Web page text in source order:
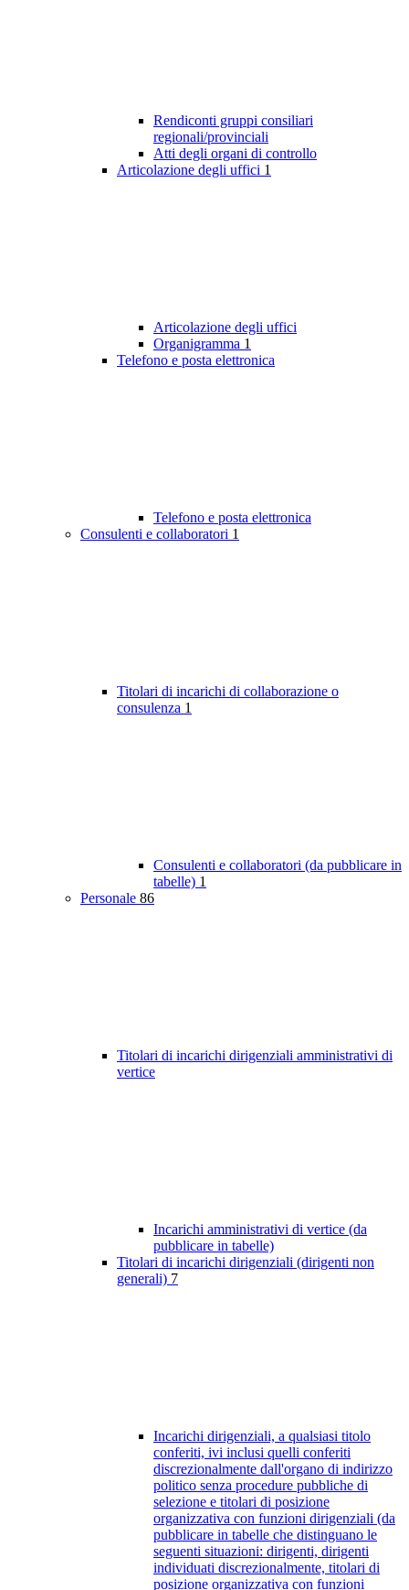
Rendiconti gruppi consiliari
regionali/provinciali
Atti degli organi di controllo
Articolazione degli uffici 1
Articolazione degli uffici
Organigramma 1
Telefono e posta elettronica
Telefono e posta elettronica
Consulenti e collaboratori 1
Titolari di incarichi di collaborazione o
consulenza 1
Consulenti e collaboratori (da pubblicare in
tabelle) 1
Personale 86
Titolari di incarichi dirigenziali amministrativi di
vertice
Incarichi amministrativi di vertice (da
pubblicare in tabelle)
Titolari di incarichi dirigenziali (dirigenti non
generali) 7
Incarichi dirigenziali, a qualsiasi titolo
conferiti, ivi inclusi quelli conferiti
discrezionalmente dall'organo di indirizzo
politico senza procedure pubbliche di
selezione e titolari di posizione
organizzativa con funzioni dirigenziali (da
pubblicare in tabelle che distinguano le
seguenti situazioni: dirigenti, dirigenti
individuati discrezionalmente, titolari di
posizione organizzativa con funzioni